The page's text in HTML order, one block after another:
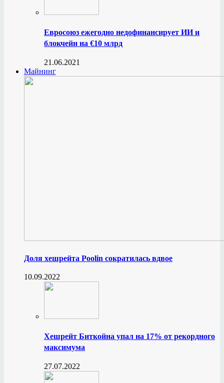
Евросоюз ежегодно недофинансирует ИИ и
блокчейн на €10 млрд
21.06.2021
Майнинг
Доля хешрейта Poolin сократилась вдвое
10.09.2022
Хешрейт Биткойна упал на 17% от рекордного
максимума
27.07.2022